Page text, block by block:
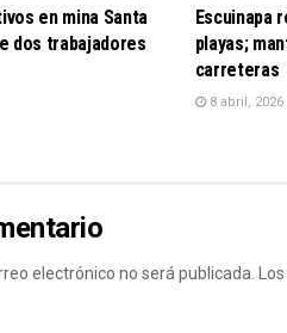
en mina Santa
dos trabajadores
Escuinapa
playas;
carreteras
8 abril, 2026
electrónico no será publicada.